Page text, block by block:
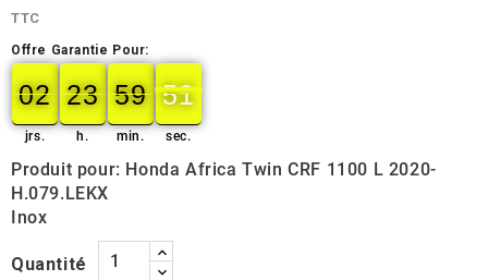
TTC
Offre Garantie Pour:
02
02
00
jrs.
23
23
00
h.
59
59
00
min.
50
50
51
sec.
Produit pour: Honda Africa Twin CRF 1100 L 2020-
H.079.LEKX
Inox
Quantité